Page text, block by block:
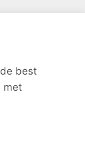
best
met